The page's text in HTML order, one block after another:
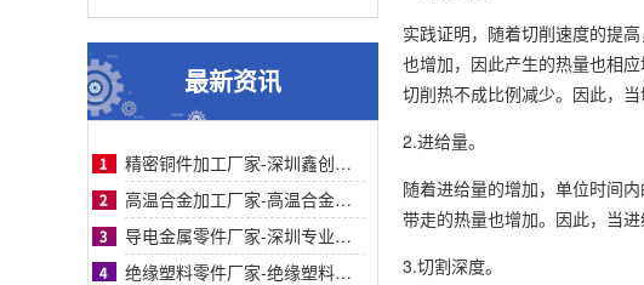
最新资讯
精密铜件加工厂家-深圳鑫创盟精密铜件加工：高精度、快交期、定制化优选方案的首选商家
高温合金加工厂家-高温合金加工采购指南：鑫创盟精密工艺对比与客户案例信任背书详解篇
导电金属零件厂家-深圳专业导电金属零件厂家鑫创盟：采购必读，品质与成本平衡之道
绝缘塑料零件厂家-绝缘塑料零件厂家采购指南：鑫创盟精密定制品质可靠降本增效首选方案
实践证明，随着切削速度的提
也增加，因此产生的热量也相
切削热不成比例减少。因此，
2.进给量。
随着进给量的增加，单位时间
带走的热量也增加。因此，当
3.切割深度。